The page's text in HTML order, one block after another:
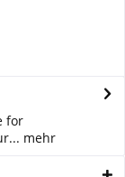
for
mehr